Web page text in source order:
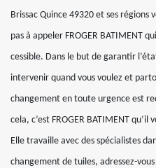
Brissac Quince 49320 et ses régions
pas à appeler FROGER BATIMENT
cessible. Dans le but de garantir
intervenir quand vous voulez et
changement en toute urgence est
cela, c’est FROGER BATIMENT
Elle travaille avec des spécialistes
changement de tuiles, adressez-vous